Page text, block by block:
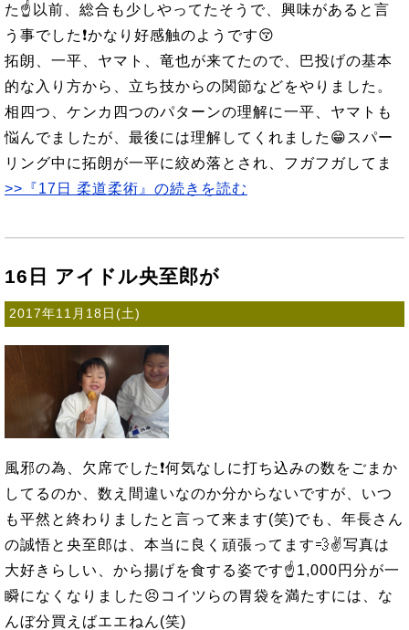
た☝以前、総合も少しやってたそうで、興味があると言
う事でした❗かなり好感触のようです😚
拓朗、一平、ヤマト、竜也が来てたので、巴投げの基本
的な入り方から、立ち技からの関節などをやりました。
相四つ、ケンカ四つのパターンの理解に一平、ヤマトも
悩んでましたが、最後には理解してくれました😁スパー
リング中に拓朗が一平に絞め落とされ、フガフガしてま
>>『17日 柔道柔術』の続きを読む
16日 アイドル央至郎が
2017年11月18日(土)
風邪の為、欠席でした❗何気なしに打ち込みの数をごまか
してるのか、数え間違いなのか分からないですが、いつ
も平然と終わりましたと言って来ます(笑)でも、年長さん
の誠悟と央至郎は、本当に良く頑張ってます💨✌写真は
大好きらしい、から揚げを食する姿です☝1,000円分が一
瞬になくなりました😣コイツらの胃袋を満たすには、な
んぼ分買えばエエねん(笑)